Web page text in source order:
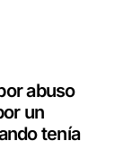
abuso
un
tenía